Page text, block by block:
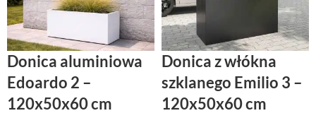
Donica aluminiowa
Edoardo 2 –
120x50x60 cm
Donica z włókna
szklanego Emilio 3 –
120x50x60 cm